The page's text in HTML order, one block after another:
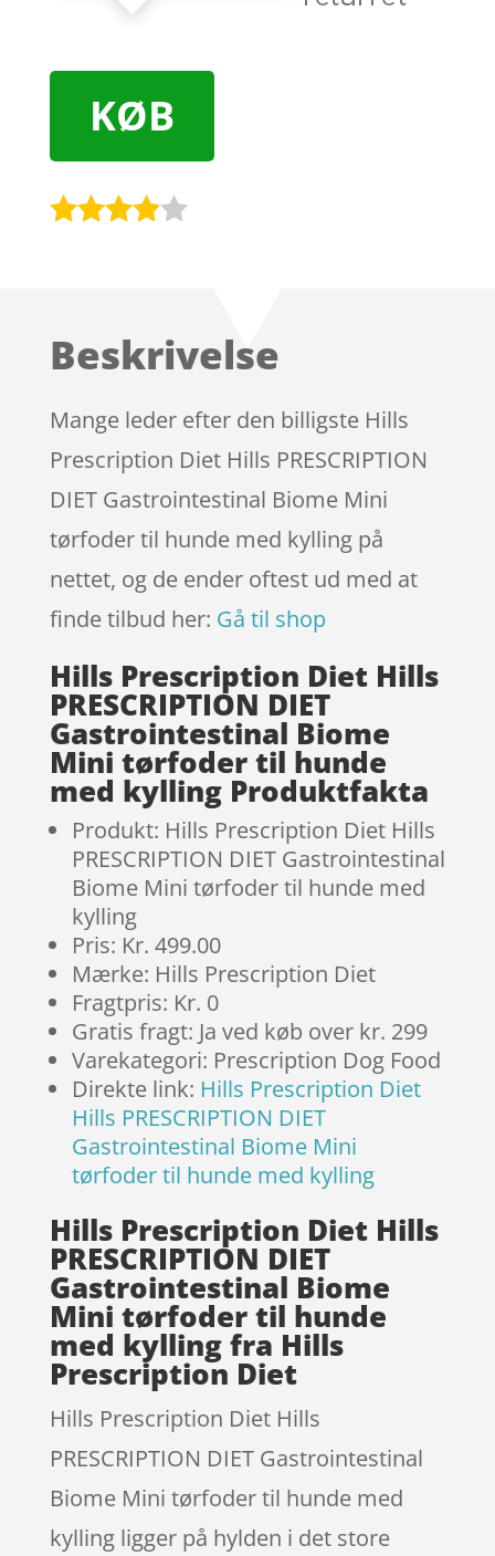
KØB
på
ømmels
er
Beskrivelse
Mange leder efter den billigste Hills
Prescription Diet Hills PRESCRIPTION
DIET Gastrointestinal Biome Mini
tørfoder til hunde med kylling på
nettet, og de ender oftest ud med at
finde tilbud her: Gå til shop
Hills Prescription Diet Hills
PRESCRIPTION DIET
Gastrointestinal Biome
Mini tørfoder til hunde
med kylling Produktfakta
Produkt: Hills Prescription Diet Hills
PRESCRIPTION DIET Gastrointestinal
Biome Mini tørfoder til hunde med
kylling
Pris: Kr. 499.00
Mærke: Hills Prescription Diet
Fragtpris: Kr. 0
Gratis fragt: Ja ved køb over kr. 299
Varekategori: Prescription Dog Food
Direkte link: Hills Prescription Diet
Hills PRESCRIPTION DIET
Gastrointestinal Biome Mini
tørfoder til hunde med kylling
Hills Prescription Diet Hills
PRESCRIPTION DIET
Gastrointestinal Biome
Mini tørfoder til hunde
med kylling fra Hills
Prescription Diet
Hills Prescription Diet Hills
PRESCRIPTION DIET Gastrointestinal
Biome Mini tørfoder til hunde med
kylling ligger på hylden i det store